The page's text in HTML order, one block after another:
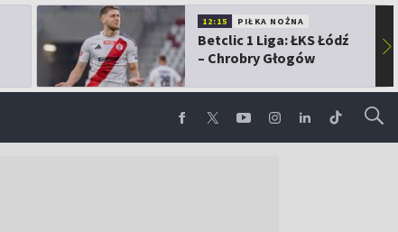
12:15 PIŁKA NOŻNA
Betclic 1 Liga: ŁKS Łódź
– Chrobry Głogów
▶